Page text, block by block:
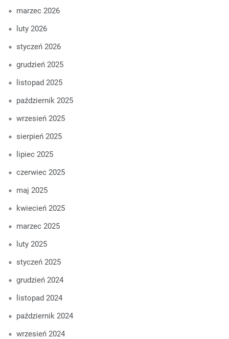
marzec 2026
luty 2026
styczeń 2026
grudzień 2025
listopad 2025
październik 2025
wrzesień 2025
sierpień 2025
lipiec 2025
czerwiec 2025
maj 2025
kwiecień 2025
marzec 2025
luty 2025
styczeń 2025
grudzień 2024
listopad 2024
październik 2024
wrzesień 2024